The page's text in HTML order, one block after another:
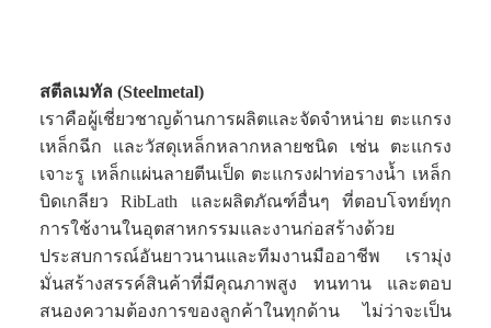
สตีลเมทัล (Steelmetal)
เราคือผู้เชี่ยวชาญด้านการผลิตและจัดจำหน่าย ตะแกรง
เหล็กฉีก และวัสดุเหล็กหลากหลายชนิด เช่น ตะแกรง
เจาะรู เหล็กแผ่นลายตีนเป็ด ตะแกรงฝาท่อรางน้ำ เหล็ก
บิดเกลียว RibLath และผลิตภัณฑ์อื่นๆ ที่ตอบโจทย์ทุก
การใช้งานในอุตสาหกรรมและงานก่อสร้างด้วย
ประสบการณ์อันยาวนานและทีมงานมืออาชีพ เรามุ่ง
มั่นสร้างสรรค์สินค้าที่มีคุณภาพสูง ทนทาน และตอบ
สนองความต้องการของลูกค้าในทุกด้าน ไม่ว่าจะเป็น